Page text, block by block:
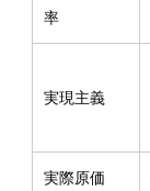
率
実現主義
実際原価